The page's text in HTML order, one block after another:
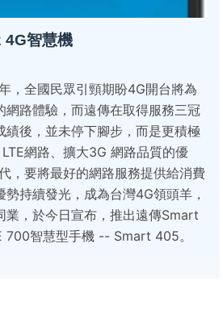
4G智慧機
，全國民眾引頸期盼4G開台將為
網路體驗，而遠傳在取得服務三冠
績後，並未停下腳步，而是更積極
網路、擴大3G 網路品質的優
，要將最好的網路服務提供給消費
持續發光，成為台灣4G領頭羊，
業，於今日宣布，推出遠傳Smart
700智慧型手機 -- Smart 405。